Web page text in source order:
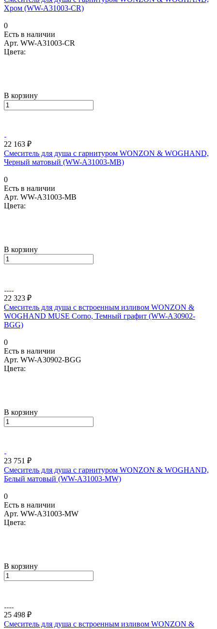
Хром (WW-A31003-CR)
0
Есть в наличии
Арт. WW-A31003-CR
Цвета:
В корзину
22 163 ₽
Смеситель для душа с гарнитуром WONZON & WOGHAND,
Черный матовый (WW-A31003-MB)
0
Есть в наличии
Арт. WW-A31003-MB
Цвета:
В корзину
22 323 ₽
Смеситель для душа с встроенным изливом WONZON &
WOGHAND MUSE Corno, Темный графит (WW-A30902-
BGG)
0
Есть в наличии
Арт. WW-A30902-BGG
Цвета:
В корзину
23 751 ₽
Смеситель для душа с гарнитуром WONZON & WOGHAND,
Белый матовый (WW-A31003-MW)
0
Есть в наличии
Арт. WW-A31003-MW
Цвета:
В корзину
25 498 ₽
Смеситель для душа с встроенным изливом WONZON &